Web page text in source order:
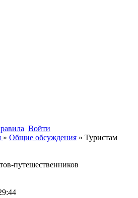
Войти
» Общие обсуждения » Туристам
путешественников